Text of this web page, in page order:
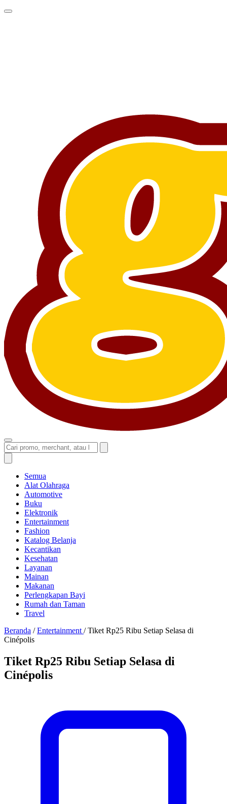
Semua
Alat Olahraga
Automotive
Buku
Elektronik
Entertainment
Fashion
Katalog Belanja
Kecantikan
Kesehatan
Layanan
Mainan
Makanan
Perlengkapan Bayi
Rumah dan Taman
Travel
Beranda / Entertainment / Tiket Rp25 Ribu Setiap Selasa di
Cinépolis
Tiket Rp25 Ribu Setiap Selasa di
Cinépolis